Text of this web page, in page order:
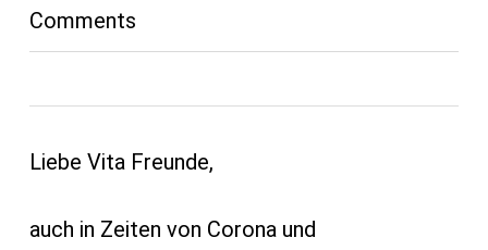
Comments
Liebe Vita Freunde,
auch in Zeiten von Corona und